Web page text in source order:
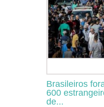
Brasileiros
600
de...